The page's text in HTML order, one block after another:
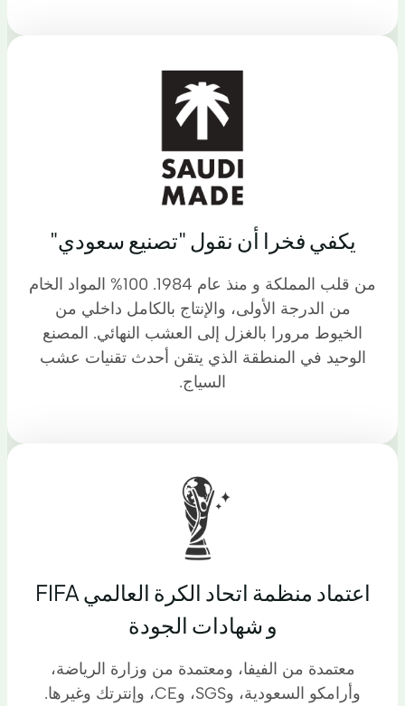
يكفي فخرا أن نقول "تصنيع سعودي"
من قلب المملكة و منذ عام 1984. 100% المواد الخام
من الدرجة الأولى، والإنتاج بالكامل داخلي من
الخيوط مرورا بالغزل إلى العشب النهائي. المصنع
الوحيد في المنطقة الذي يتقن أحدث تقنيات عشب
السياج.
اعتماد منظمة اتحاد الكرة العالمي FIFA
و شهادات الجودة
معتمدة من الفيفا، ومعتمدة من وزارة الرياضة،
وأرامكو السعودية، وSGS، وCE، وإنترتك وغيرها.